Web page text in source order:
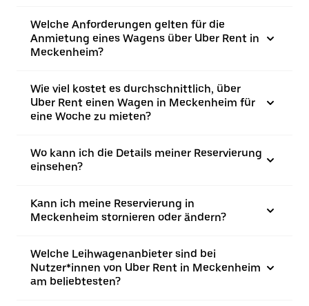
Welche Anforderungen gelten für die
Anmietung eines Wagens über Uber Rent in
Meckenheim?
Wie viel kostet es durchschnittlich, über
Uber Rent einen Wagen in Meckenheim für
eine Woche zu mieten?
Wo kann ich die Details meiner Reservierung
einsehen?
Kann ich meine Reservierung in
Meckenheim stornieren oder ändern?
Welche Leihwagenanbieter sind bei
Nutzer*innen von Uber Rent in Meckenheim
am beliebtesten?